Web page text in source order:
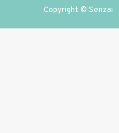
Copyright © Senzai